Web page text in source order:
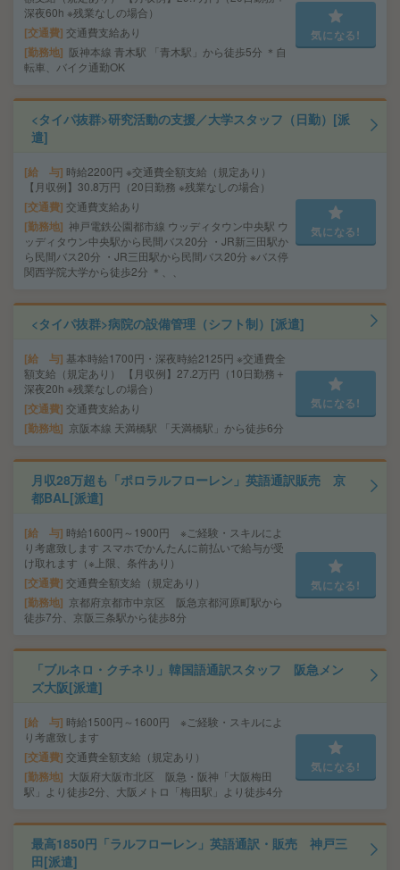
深夜60h ※残業なしの場合）
交通費 交通費支給あり
勤務地
阪神本線 青木駅 「青木駅」から徒歩5分 ＊自
転車、バイク通勤OK
気になる!
<タイパ抜群>研究活動の支援／大学スタッフ（日勤）[派
遣]
給 与 時給2200円 ※交通費全額支給（規定あり）
【月収例】30.8万円（20日勤務 ※残業なしの場合）
交通費 交通費支給あり
勤務地 神戸電鉄公園都市線 ウッディタウン中央駅 ウ
ッディタウン中央駅から民間バス20分 ・JR新三田駅か
ら民間バス20分 ・JR三田駅から民間バス20分 ※バス停
関西学院大学から徒歩2分 ＊、、
気になる!
<タイパ抜群>病院の設備管理（シフト制）[派遣]
給 与 基本時給1700円・深夜時給2125円 ※交通費全
額支給（規定あり） 【月収例】27.2万円（10日勤務＋
深夜20h ※残業なしの場合）
交通費 交通費支給あり
勤務地 京阪本線 天満橋駅 「天満橋駅」から徒歩6分
気になる!
月収28万超も「ポロラルフローレン」英語通訳販売 京
都BAL[派遣]
給 与 時給1600円～1900円 ※ご経験・スキルによ
り考慮致します スマホでかんたんに前払いで給与が受
け取れます（※上限、条件あり）
交通費 交通費全額支給（規定あり）
勤務地
京都府京都市中京区 阪急京都河原町駅から
徒歩7分、京阪三条駅から徒歩8分
気になる!
「ブルネロ・クチネリ」韓国語通訳スタッフ 阪急メン
ズ大阪[派遣]
給 与 時給1500円～1600円 ※ご経験・スキルによ
り考慮致します
交通費 交通費全額支給（規定あり）
勤務地
大阪府大阪市北区 阪急・阪神「大阪梅田
駅」より徒歩2分、大阪メトロ「梅田駅」より徒歩4分
気になる!
最高1850円「ラルフローレン」英語通訳・販売 神戸三
田[派遣]